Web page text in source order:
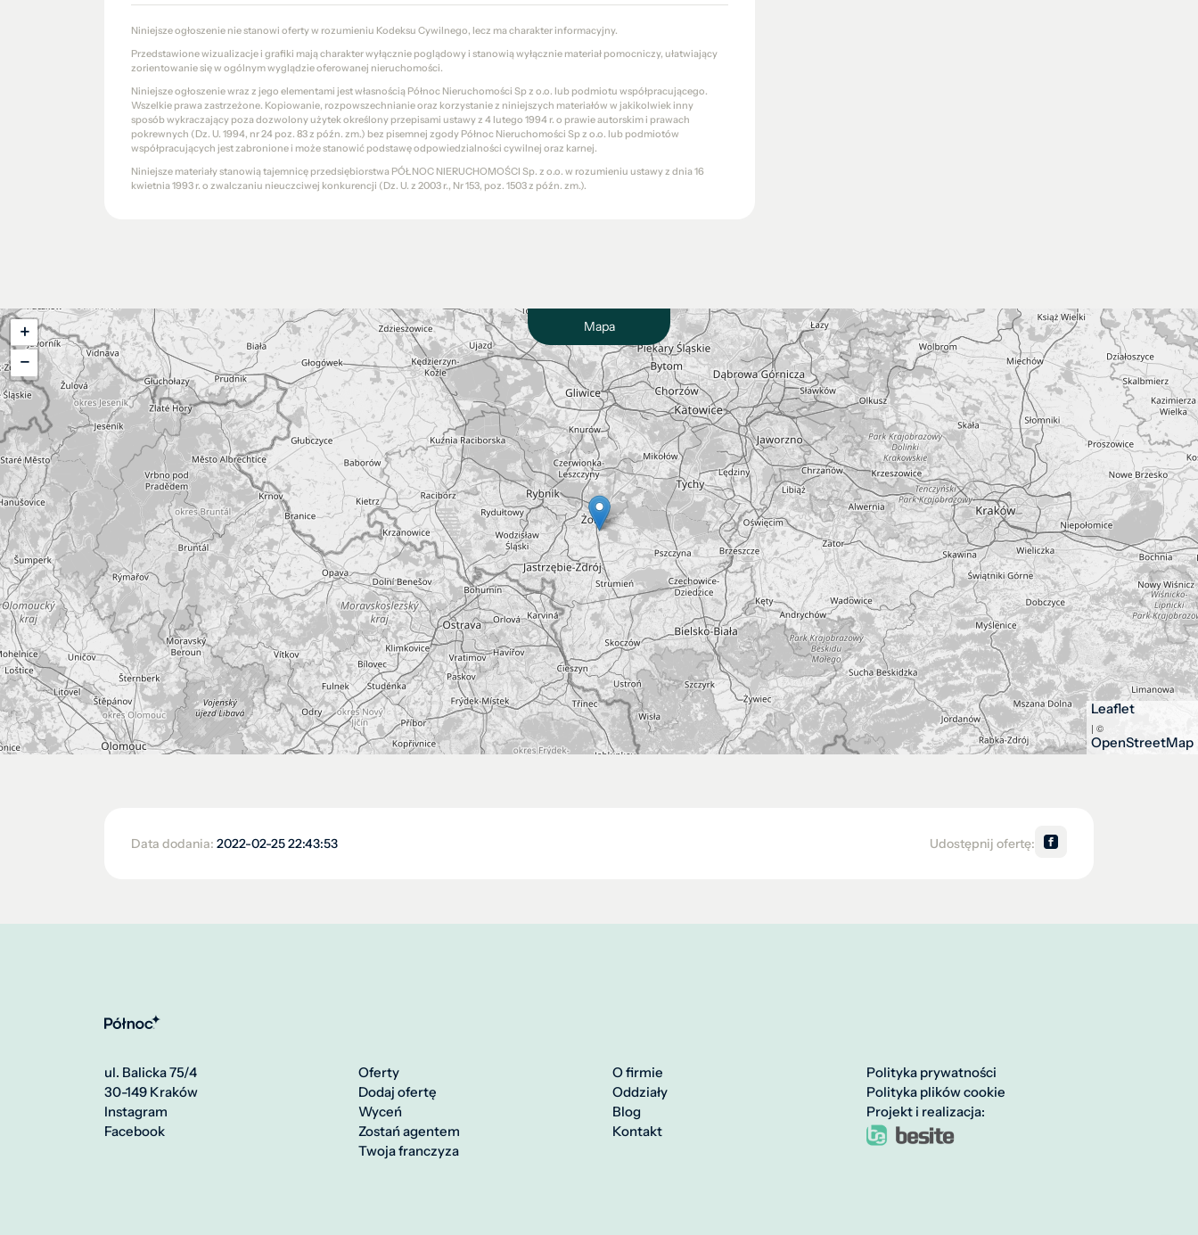
Niniejsze ogłoszenie nie stanowi oferty w rozumieniu Kodeksu Cywilnego, lecz ma charakter informacyjny.
Przedstawione wizualizacje i grafiki mają charakter wyłącznie poglądowy i stanowią wyłącznie materiał pomocniczy, ułatwiający
zorientowanie się w ogólnym wyglądzie oferowanej nieruchomości.
Niniejsze ogłoszenie wraz z jego elementami jest własnością Północ Nieruchomości Sp z o.o. lub podmiotu współpracującego.
Wszelkie prawa zastrzeżone. Kopiowanie, rozpowszechnianie oraz korzystanie z niniejszych materiałów w jakikolwiek inny
sposób wykraczający poza dozwolony użytek określony przepisami ustawy z 4 lutego 1994 r. o prawie autorskim i prawach
pokrewnych (Dz. U. 1994, nr 24 poz. 83 z późn. zm.) bez pisemnej zgody Północ Nieruchomości Sp z o.o. lub podmiotów
współpracujących jest zabronione i może stanowić podstawę odpowiedzialności cywilnej oraz karnej.
Niniejsze materiały stanowią tajemnicę przedsiębiorstwa PÓŁNOC NIERUCHOMOŚCI Sp. z o.o. w rozumieniu ustawy z dnia 16
kwietnia 1993 r. o zwalczaniu nieuczciwej konkurencji (Dz. U. z 2003 r., Nr 153, poz. 1503 z późn. zm.).
Mapa
+
−
Leaflet
| ©
OpenStreetMap
Data dodania: 2022-02-25 22:43:53 Udostępnij ofertę:
ul. Balicka 75/4
30-149 Kraków
Instagram
Facebook
Oferty
Dodaj ofertę
Wyceń
Zostań agentem
Twoja franczyza
O firmie
Oddziały
Blog
Kontakt
Polityka prywatności
Polityka plików cookie
Projekt i realizacja: